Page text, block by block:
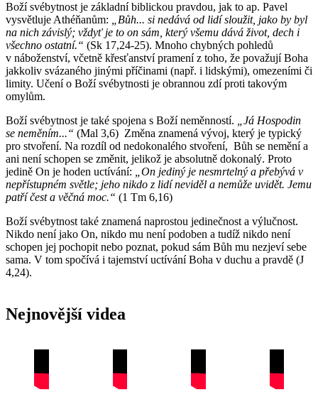
Boží svébytnost je základní biblickou pravdou, jak to ap. Pavel
vysvětluje Athéňanům:
„Bůh... si nedává od lidí sloužit, jako by byl
na nich závislý; vždyť je to on sám, který všemu dává život, dech i
všechno ostatní.“ (Sk 17,24-25). Mnoho chybných pohledů
v náboženství, včetně křesťanství pramení z toho, že považují Boha
jakkoliv svázaného jinými příčinami (např. i lidskými), omezeními či
limity. Učení o Boží svébytnosti je obrannou zdí proti takovým
omylům.
Boží svébytnost je také spojena s Boží neměnností.
„Já Hospodin
se neměním...“ (Mal 3,6) Změna znamená vývoj, který je typický
pro stvoření. Na rozdíl od nedokonalého stvoření, Bůh se nemění a
ani není schopen se změnit, jelikož je absolutně dokonalý. Proto
jedině On je hoden uctívání:
„On jediný je nesmrtelný a přebývá v
nepřístupném světle; jeho nikdo z lidí neviděl a nemůže uvidět. Jemu
patří čest a věčná moc.“ (1 Tm 6,16)
Boží svébytnost také znamená naprostou jedinečnost a výlučnost.
Nikdo není jako On, nikdo mu není podoben a tudíž nikdo není
schopen jej pochopit nebo poznat, pokud sám Bůh mu nezjeví sebe
sama. V tom spočívá i tajemství uctívání Boha v duchu a pravdě (J
4,24).
Nejnovější videa